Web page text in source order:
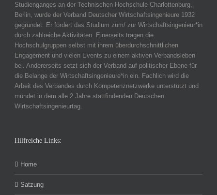
Studienganges an der Technischen Hochschule Charlottenburg,
Berlin, wurde der Verband Deutscher Wirtschaftsingenieure 1932
gegründet. Er fördert das Studium zum/ zur Wirtschaftsingenieur*in
durch zahlreiche Aktivitäten. Einerseits tragen die
Hochschulgruppen selbst mit ihrem überdurchschnittlichen
Engagement und vielen Events zu einem aktiven Verbandsleben
bei. Andererseits setzt sich der Verband auf politischer Ebene für
die Belange der Wirtschaftsingenieure*in ein. Fachlich wird die
Arbeit des Verbandes durch Kompetenznetzwerke unterstützt und
mündet in dem alle 2 Jahre stattfindenden Deutschen
Wirtschaftsingenieurtag.
Hilfreiche Links:
Home
Satzung